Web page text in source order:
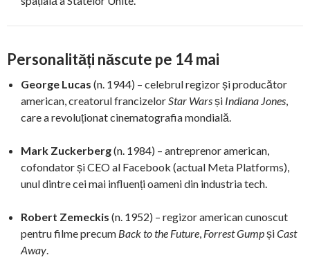
Personalități născute pe 14 mai
George Lucas (n. 1944) – celebrul regizor și producător
american, creatorul francizelorStar Warsși Indiana Jones,
care a revoluționat cinematografia mondială.
Mark Zuckerberg(n. 1984) – antreprenor american,
cofondator și CEO al Facebook (actual Meta Platforms),
unul dintre cei mai influenți oameni din industria tech.
Robert Zemeckis (n. 1952) – regizor american cunoscut
pentru filme precum Back to the Future, Forrest GumpșiCast
Away.